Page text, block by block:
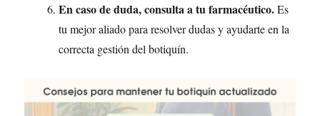
En caso de duda, consulta a tu farmacéutico.Es
tu mejor aliado para resolver dudas y ayudarte en la
correcta gestión del botiquín.